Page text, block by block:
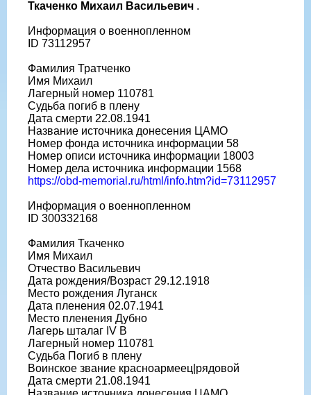
Ткаченко Михаил Васильевич .
Информация о военнопленном
ID 73112957
Фамилия Тратченко
Имя Михаил
Лагерный номер 110781
Судьба погиб в плену
Дата смерти 22.08.1941
Название источника донесения ЦАМО
Номер фонда источника информации 58
Номер описи источника информации 18003
Номер дела источника информации 1568
https://obd-memorial.ru/html/info.htm?id=73112957
Информация о военнопленном
ID 300332168
Фамилия Ткаченко
Имя Михаил
Отчество Васильевич
Дата рождения/Возраст 29.12.1918
Место рождения Луганск
Дата пленения 02.07.1941
Место пленения Дубно
Лагерь шталаг IV B
Лагерный номер 110781
Судьба Погиб в плену
Воинское звание красноармеец|рядовой
Дата смерти 21.08.1941